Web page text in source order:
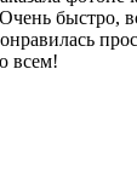
быстро,
всем!